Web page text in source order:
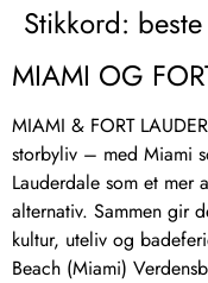
Stikkord:
MIAMI OG
MIAMI & FORT
storbyliv – med Miami
Lauderdale som et mer
alternativ. Sammen gir
kultur, uteliv og
Beach (Miami)